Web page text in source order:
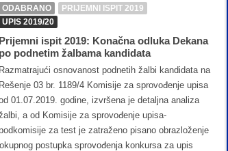
ODABRANO
PRIJEMNI ISPIT 2019
UPIS 2019/20
Prijemni ispit 2019: Konačna odluka Dekana
po podnetim žalbama kandidata
Razmatrajući osnovanost podnetih žalbi kandidata na
Rešenje 03 br. 1189/4 Komisije za sprovođenje upisa
01.07.2019. godine, izvršena je detaljna analiza
a od Komisije za sprovođenje upisa-
za test je zatraženo pisano obrazloženje
postupka sprovođenja konkursa za upis